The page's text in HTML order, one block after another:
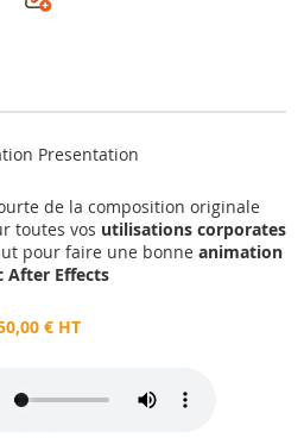
Presentation
de la composition originale
toutes vos utilisations corporates
pour faire une bonne animation
After Effects
€ HT